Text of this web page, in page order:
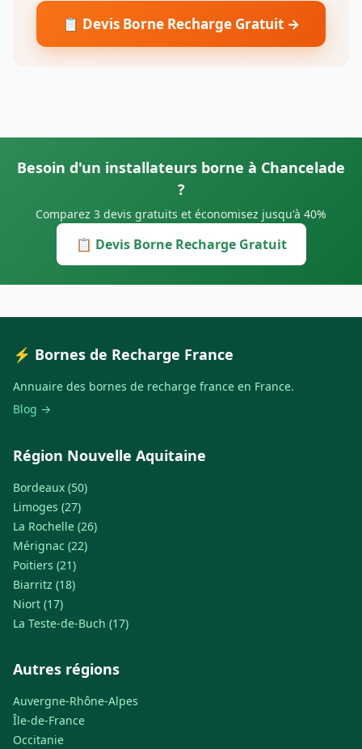
📋 Devis Borne Recharge Gratuit →
Besoin d'un installateurs borne à Chancelade
?
Comparez 3 devis gratuits et économisez jusqu'à 40%
📋 Devis Borne Recharge Gratuit
⚡ Bornes de Recharge France
Annuaire des bornes de recharge france en France.
Blog →
Région Nouvelle Aquitaine
Bordeaux (50)
Limoges (27)
La Rochelle (26)
Mérignac (22)
Poitiers (21)
Biarritz (18)
Niort (17)
La Teste-de-Buch (17)
Autres régions
Auvergne-Rhône-Alpes
Île-de-France
Occitanie